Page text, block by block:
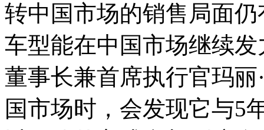
转中国市场的销售局面
车型能在中国市场继续
董事长兼首席执行官玛
国市场时，会发现它与5